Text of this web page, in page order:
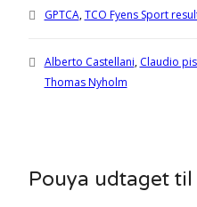
GPTCA,TCO Fyens Sport
Alberto Castellani, Claudio
Thomas Nyholm
Pouya udtaget